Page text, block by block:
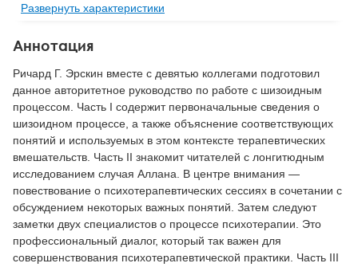
Код
53077
Развернуть характеристики
Аннотация
Ричард Г. Эрскин вместе с девятью коллегами подготовил
данное авторитетное руководство по работе с шизоидным
процессом. Часть I содержит первоначальные сведения о
шизоидном процессе, а также объяснение соответствующих
понятий и используемых в этом контексте терапевтических
вмешательств. Часть II знакомит читателей с лонгитюдным
исследованием случая Аллана. В центре внимания —
повествование о психотерапевтических сессиях в сочетании с
обсуждением некоторых важных понятий. Затем следуют
заметки двух специалистов о процессе психотерапии. Это
профессиональный диалог, который так важен для
совершенствования психотерапевтической практики. Часть III